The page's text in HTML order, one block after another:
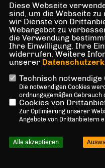
Diese Webseite
sind, um die Webseite
wir Dienste von
Webangebot zu
die Verwendung
Ihre Einwilligung. Ihre
widerrufen. Weitere
unserer
Technisch notwendige
Die notwendigen Cookies
ordnungsgemäßen Gebrauch
Cookies von
Zur Optimierung unserer
Angebote von Drittanbietern
Alle akzeptieren